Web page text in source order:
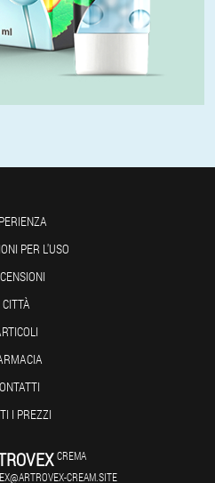
PER L'USO
CITTÀ
I PREZZI
CREMA
CREAM.SITE